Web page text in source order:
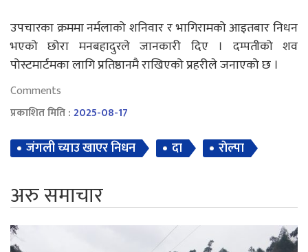
उपचारका क्रममा नर्मलाको शनिवार र भागिरामको आइतबार निधन
भएको छोरा मनबहादुरले जानकारी दिए । दम्पतीको शव
पोस्टमार्टमका लागि प्रतिष्ठानमै राखिएको प्रहरीले जनाएको छ ।
Comments
प्रकाशित मिति :2025-08-17
जंगली च्याउ खाएर निधन दा राेल्पा
अरु समाचार